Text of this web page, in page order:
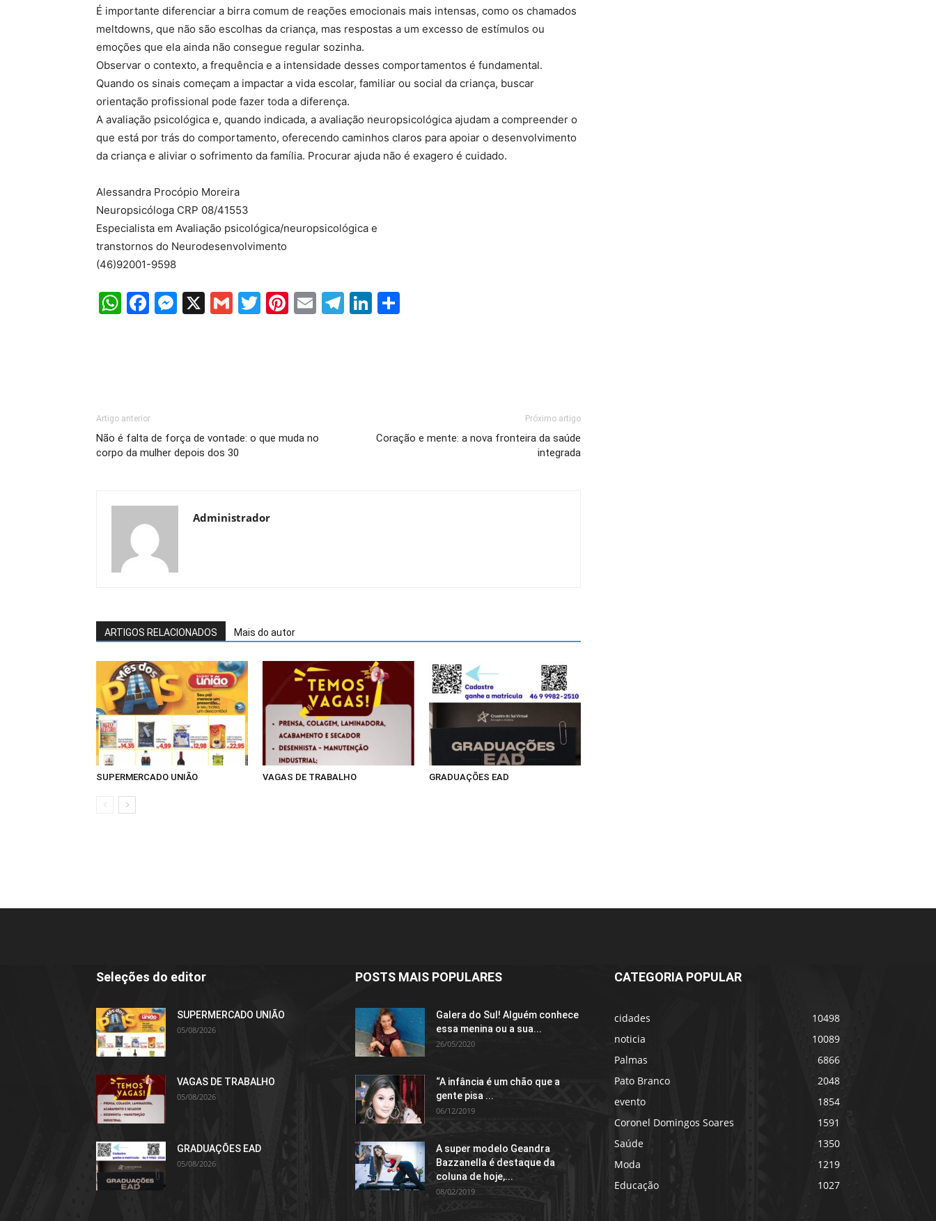
É importante diferenciar a birra comum de reações emocionais mais intensas, como os chamados
meltdowns, que não são escolhas da criança, mas respostas a um excesso de estímulos ou
emoções que ela ainda não consegue regular sozinha.
Observar o contexto, a frequência e a intensidade desses comportamentos é fundamental.
Quando os sinais começam a impactar a vida escolar, familiar ou social da criança, buscar
orientação profissional pode fazer toda a diferença.
A avaliação psicológica e, quando indicada, a avaliação neuropsicológica ajudam a compreender o
que está por trás do comportamento, oferecendo caminhos claros para apoiar o desenvolvimento
da criança e aliviar o sofrimento da família. Procurar ajuda não é exagero é cuidado.
Alessandra Procópio Moreira
Neuropsicóloga CRP 08/41553
Especialista em Avaliação psicológica/neuropsicológica e
transtornos do Neurodesenvolvimento
(46)92001-9598
WhatsApp
Facebook
Messenger
X GmailTwitter
Pinterest
EmailTelegram
LinkedIn
Artigo anterior
Não é falta de força de vontade: o que muda no
corpo da mulher depois dos 30
Próximo artigo
Coração e mente: a nova fronteira da saúde
integrada
Administrador
ARTIGOS RELACIONADOS Mais do autor
SUPERMERCADO UNIÃO VAGAS DE TRABALHO GRADUAÇÕES EAD
Seleções do editor
SUPERMERCADO UNIÃO
05/08/2026
VAGAS DE TRABALHO
05/08/2026
GRADUAÇÕES EAD
05/08/2026
POSTS MAIS POPULARES
Galera do Sul! Alguém conhece
essa menina ou a sua...
26/05/2020
“A infância é um chão que a
gente pisa ...
06/12/2019
A super modelo Geandra
Bazzanella é destaque da
coluna de hoje,...
08/02/2019
CATEGORIA POPULAR
cidades
10498
noticia
10089
Palmas
6866
Pato Branco
2048
evento
1854
Coronel Domingos Soares
1591
Saúde
1350
Moda
1219
Educação
1027